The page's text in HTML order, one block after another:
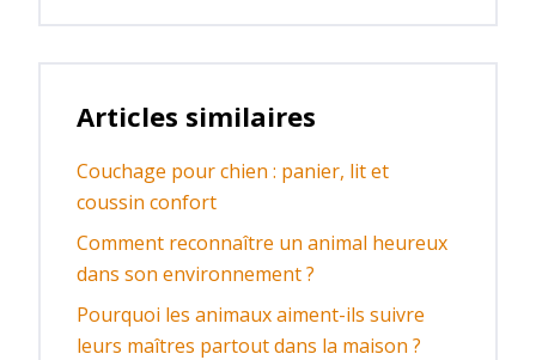
Articles similaires
Couchage pour chien : panier, lit et
coussin confort
Comment reconnaître un animal heureux
dans son environnement ?
Pourquoi les animaux aiment-ils suivre
leurs maîtres partout dans la maison ?